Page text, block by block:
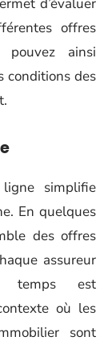
offres
ainsi
conditions des
simplifie
En quelques
des offres
assureur
temps est
où les
sont